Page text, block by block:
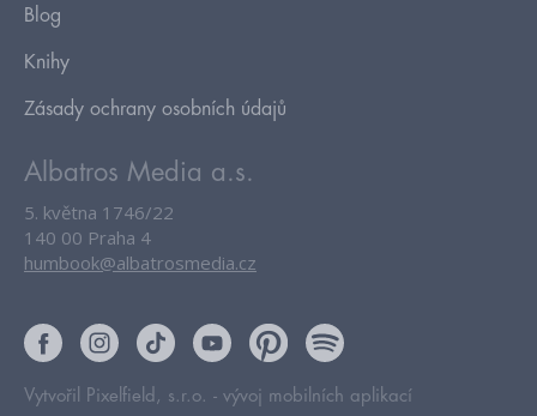
Blog
Knihy
Zásady ochrany osobních údajů
Albatros Media a.s.
5. května 1746/22
140 00 Praha 4
humbook@albatrosmedia.cz
Vytvořil Pixelfield, s.r.o. - vývoj mobilních aplikací